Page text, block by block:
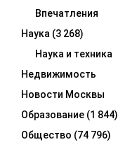
Впечатления
Наука (3 268)
Наука и техника
Недвижимость
Новости Москвы
Образование (1 844)
Общество (74 796)